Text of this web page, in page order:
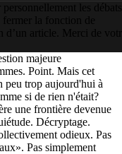
les débats
fermer la fonction de
d’un article. Merci de
majeure
Point. Mais cet
peu trop aujourd'hui à
si de rien n'était?
une frontière devenue
Décryptage.
odieux. Pas
Pas simplement